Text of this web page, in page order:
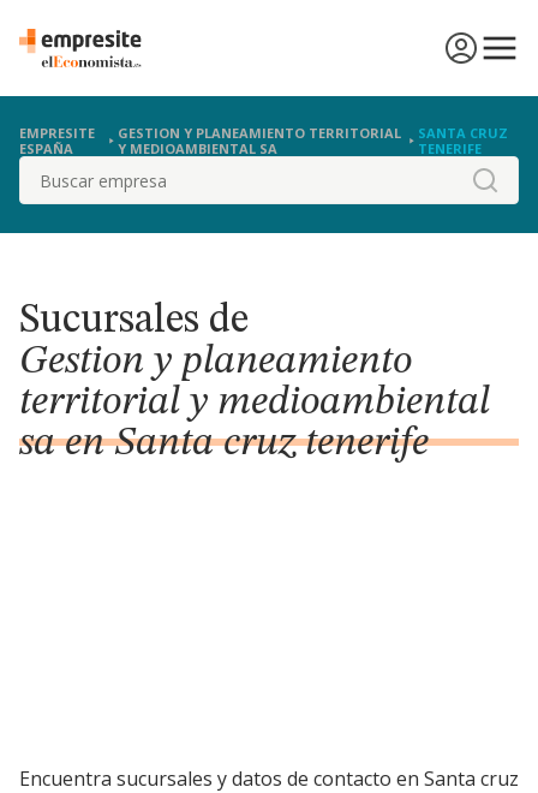
EMPRESITE
ESPAÑA
GESTION Y PLANEAMIENTO TERRITORIAL
Y MEDIOAMBIENTAL SA
SANTA CRUZ
TENERIFE
Buscar
Sucursales de
Gestion y planeamiento
territorial y medioambiental
sa en Santa cruz tenerife
Encuentra sucursales y datos de contacto en Santa cruz